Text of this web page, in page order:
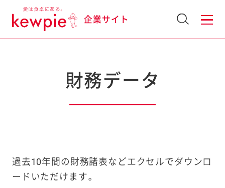
企業サイト
財務データ
過去10年間の財務諸表などエクセルでダウンロ
ードいただけます。